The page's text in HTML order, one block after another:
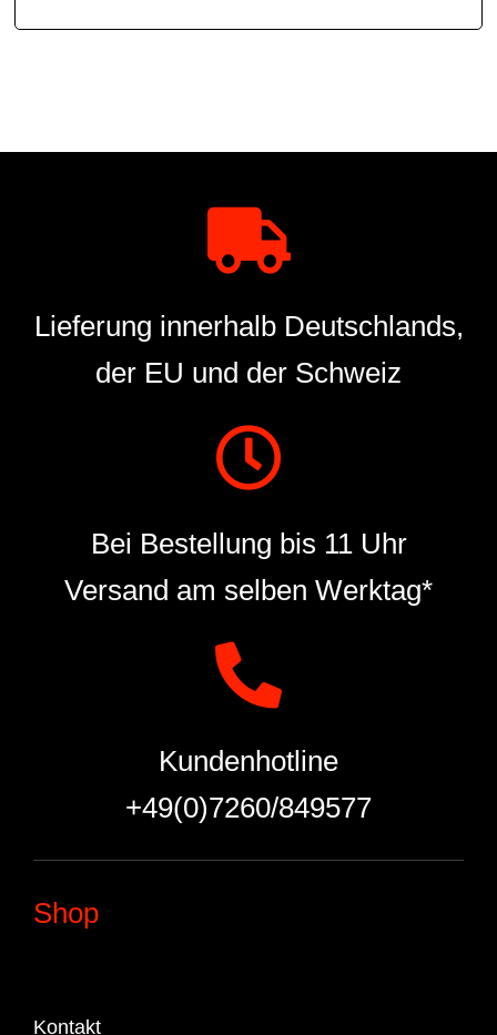
Lieferung innerhalb Deutschlands,
der EU und der Schweiz
Bei Bestellung bis 11 Uhr
Versand am selben Werktag*
Kundenhotline
+49(0)7260/849577
Shop
Kontakt